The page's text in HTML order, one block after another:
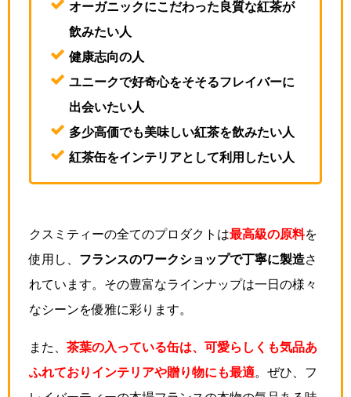
オーガニックにこだわった良質な紅茶が
飲みたい人
健康志向の人
ユニークで好奇心をそそるフレイバーに
出会いたい人
多少高価でも美味しい紅茶を飲みたい人
紅茶缶をインテリアとして利用したい人
クスミティーの全てのプロダクトは最高級の原料を
使用し、 フランスのワークショップで丁寧に製造さ
れています。その豊富なラインナップは一日の様々
なシーンを優雅に彩ります。
また、 茶葉の入っている缶は、可愛らしくも気品あ
ふれておりインテリアや贈り物にも最適。ぜひ、フ